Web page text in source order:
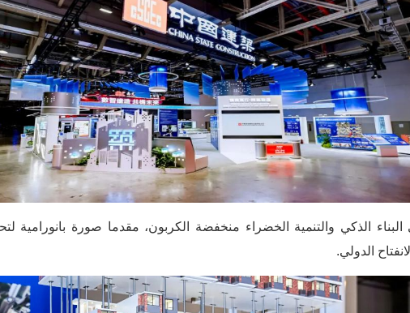
البناء الذكي والتنمية الخضراء منخفضة الكربون، مقدما صورة بانورامية
الدولي.